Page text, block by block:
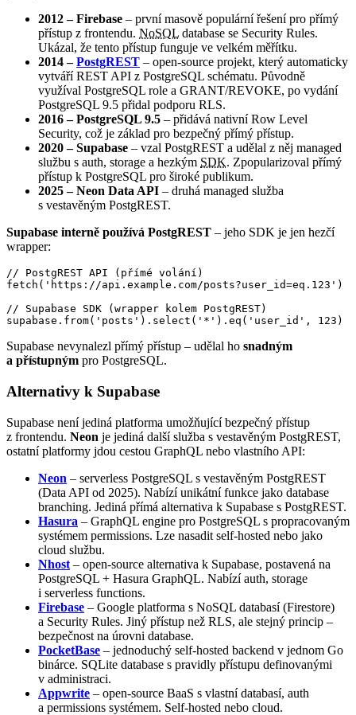
2012 – Firebase – první masově populární řešení pro přímý
přístup z frontendu. NoSQL database se Security Rules.
Ukázal, že tento přístup funguje ve velkém měřítku.
2014 –PostgREST – open-source projekt, který automaticky
vytváří REST API z PostgreSQL schématu. Původně
využíval PostgreSQL role a GRANT/REVOKE, po vydání
PostgreSQL 9.5 přidal podporu RLS.
2016 – PostgreSQL 9.5 – přidává nativní Row Level
Security, což je základ pro bezpečný přímý přístup.
2020 – Supabase – vzal PostgREST a udělal z něj managed
službu s auth, storage a hezkým SDK. Zpopularizoval přímý
přístup k PostgreSQL pro široké publikum.
2025 – Neon Data API – druhá managed služba
s vestavěným PostgREST.
Supabase interně používá PostgREST – jeho SDK je jen hezčí
wrapper:
// PostgREST API (přímé volání)
fetch('https://api.example.com/posts?user_id=eq.123')
// Supabase SDK (wrapper kolem PostgREST)
supabase.from('posts').select('*').eq('user_id', 123)
Supabase nevynalezl přímý přístup – udělal ho snadným
a přístupným pro PostgreSQL.
Alternativy k Supabase
Supabase není jediná platforma umožňující bezpečný přístup
z frontendu. Neon je jediná další služba s vestavěným PostgREST,
ostatní platformy jdou cestou GraphQL nebo vlastního API:
Neon – serverless PostgreSQL s vestavěným PostgREST
(Data API od 2025). Nabízí unikátní funkce jako database
branching. Jediná přímá alternativa k Supabase s PostgREST.
Hasura – GraphQL engine pro PostgreSQL s propracovaným
systémem permissions. Lze nasadit self-hosted nebo jako
cloud službu.
Nhost – open-source alternativa k Supabase, postavená na
PostgreSQL + Hasura GraphQL. Nabízí auth, storage
i serverless functions.
Firebase – Google platforma s NoSQL databasí (Firestore)
a Security Rules. Jiný přístup než RLS, ale stejný princip –
bezpečnost na úrovni database.
PocketBase – jednoduchý self-hosted backend v jednom Go
binárce. SQLite database s pravidly přístupu definovanými
v administraci.
Appwrite – open-source BaaS s vlastní databasí, auth
a permissions systémem. Self-hosted nebo cloud.